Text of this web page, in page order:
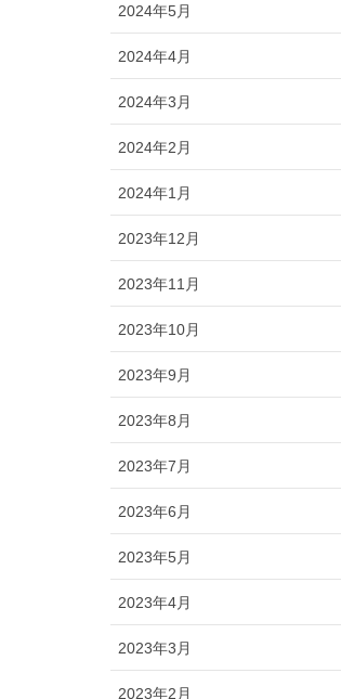
2024年5月
2024年4月
2024年3月
2024年2月
2024年1月
2023年12月
2023年11月
2023年10月
2023年9月
2023年8月
2023年7月
2023年6月
2023年5月
2023年4月
2023年3月
2023年2月